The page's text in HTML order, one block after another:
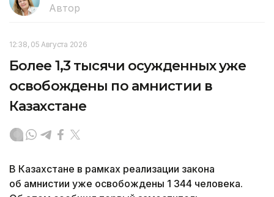
Автор
12:38, 05 Августа 2026
Более 1,3 тысячи осужденных уже
освобождены по амнистии в
Казахстане
В Казахстане в рамках реализации закона
об амнистии уже освобождены 1 344 человека.